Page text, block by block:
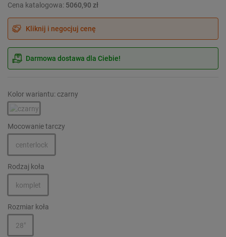
Cena katalogowa: 5060,90 zł
Kliknij i negocjuj cenę
Darmowa dostawa dla Ciebie!
Kolor wariantu: czarny
Mocowanie tarczy
centerlock
Rodzaj koła
komplet
Rozmiar koła
28"